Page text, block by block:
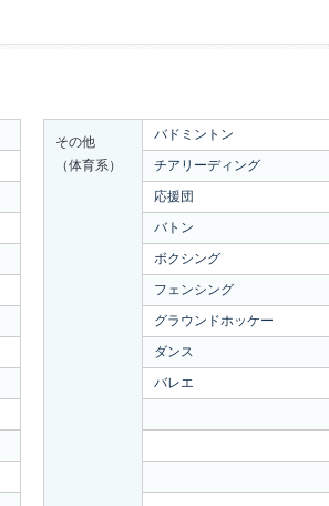
その他
（体育系）
バドミントン
チアリーディング
応援団
バトン
ボクシング
フェンシング
グラウンドホッケー
ダンス
バレエ